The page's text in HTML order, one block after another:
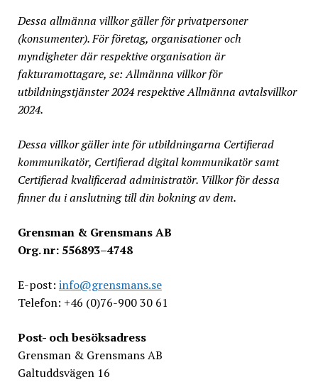
Dessa allmänna villkor gäller för privatpersoner
(konsumenter). För företag, organisationer och
myndigheter där respektive organisation är
fakturamottagare, se: Allmänna villkor för
utbildningstjänster 2024 respektive Allmänna avtalsvillkor
2024.
Dessa villkor gäller inte för utbildningarna Certifierad
kommunikatör, Certifierad digital kommunikatör samt
Certifierad kvalificerad administratör. Villkor för dessa
finner du i anslutning till din bokning av dem.
Grensman & Grensmans AB
Org. nr: 556893–4748
E-post: info@grensmans.se
Telefon: +46 (0)76-900 30 61
Post- och besöksadress
Grensman & Grensmans AB
Galtuddsvägen 16